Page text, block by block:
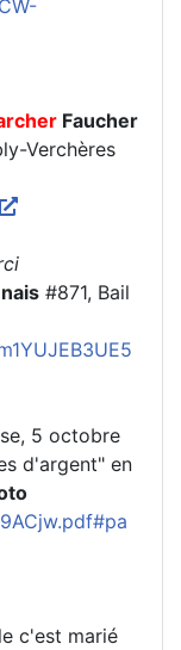
Faucher
Verchères
#871, Bail
5 octobre
d'argent" en
c'est marié